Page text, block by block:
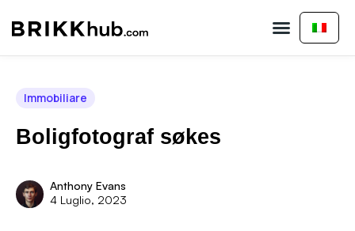
Immobiliare
Boligfotograf søkes
Anthony Evans
4 Luglio, 2023